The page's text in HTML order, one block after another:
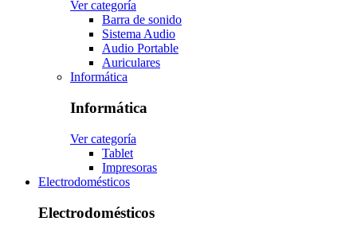
Ver categoría
Barra de sonido
Sistema Audio
Audio Portable
Auriculares
Informática
Informática
Ver categoría
Tablet
Impresoras
Electrodomésticos
Electrodomésticos